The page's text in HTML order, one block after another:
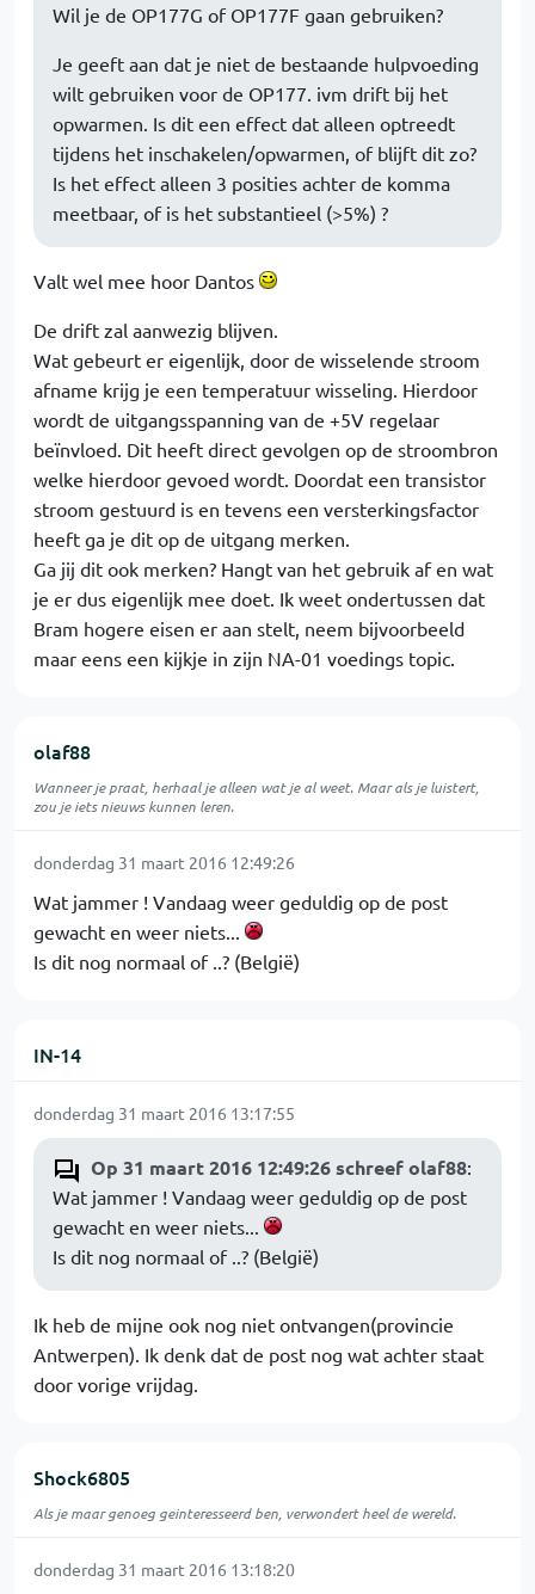
Wil je de OP177G of OP177F gaan gebruiken?
Je geeft aan dat je niet de bestaande hulpvoeding
wilt gebruiken voor de OP177. ivm drift bij het
opwarmen. Is dit een effect dat alleen optreedt
tijdens het inschakelen/opwarmen, of blijft dit zo?
Is het effect alleen 3 posities achter de komma
meetbaar, of is het substantieel (>5%) ?
Valt wel mee hoor Dantos
De drift zal aanwezig blijven.
Wat gebeurt er eigenlijk, door de wisselende stroom
afname krijg je een temperatuur wisseling. Hierdoor
wordt de uitgangsspanning van de +5V regelaar
beïnvloed. Dit heeft direct gevolgen op de stroombron
welke hierdoor gevoed wordt. Doordat een transistor
stroom gestuurd is en tevens een versterkingsfactor
heeft ga je dit op de uitgang merken.
Ga jij dit ook merken? Hangt van het gebruik af en wat
je er dus eigenlijk mee doet. Ik weet ondertussen dat
Bram hogere eisen er aan stelt, neem bijvoorbeeld
maar eens een kijkje in zijn NA-01 voedings topic.
olaf88
Wanneer je praat, herhaal je alleen wat je al weet. Maar als je luistert,
zou je iets nieuws kunnen leren.
donderdag 31 maart 2016 12:49:26
Wat jammer ! Vandaag weer geduldig op de post
gewacht en weer niets...
Is dit nog normaal of ..? (België)
IN-14
donderdag 31 maart 2016 13:17:55
Op 31 maart 2016 12:49:26 schreef olaf88:
Wat jammer ! Vandaag weer geduldig op de post
gewacht en weer niets...
Is dit nog normaal of ..? (België)
Ik heb de mijne ook nog niet ontvangen(provincie
Antwerpen). Ik denk dat de post nog wat achter staat
door vorige vrijdag.
Shock6805
Als je maar genoeg geinteresseerd ben, verwondert heel de wereld.
donderdag 31 maart 2016 13:18:20